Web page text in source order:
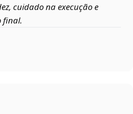
cuidado na execução e
final.